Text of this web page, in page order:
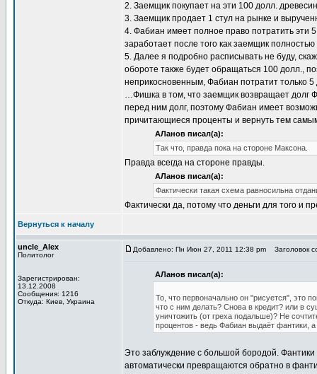
2. Заемщик покупает на эти 100 долл.
3. Заемщик продает 1 стул на рынке и
4. Фабиан имеет полное право потратить эти
заработает после того как заемщик
5. Далее я подробно расписывать не буду,
обороте также будет обращаться 100 долл.,
неприкосновенным, Фабиан потратит только
…Фишка в том, что заемщик возвращает долг
перед ним долг, поэтому Фабиан имеет
причитающиеся проценты и вернуть тем
АЛанов писал(а):
Так что, правда пока на стороне Максона.
Правда всегда на стороне правды.
АЛанов писал(а):
Фактически такая схема равносильна
Фактически да, потому что деньги для того и
Вернуться к началу
uncle_Alex
Политолог
Зарегистрирован:
13.12.2008
Сообщения: 1216
Откуда: Киев, Украина
Добавлено: Пн Июн 27, 2011 12:38 pm Заголовок
АЛанов писал(а):
То, что первоначально он "рисуется", это
что с ним делать? Снова в кредит? или в
уничтожить (от греха подальше)? Не
процентов - ведь Фабиан выдаёт фантики,
Это заблуждение с большой бородой. Фантики
автоматически превращаются обратно в